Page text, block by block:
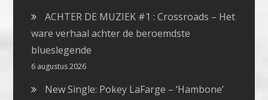
ACHTER DE MUZIEK #1 : Crossroads – Het
ware verhaal achter de beroemdste
blueslegende
6 augustus 2026
New Single: Pokey LaFarge – ‘Hambone’